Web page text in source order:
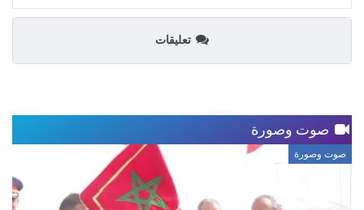
تعليقات
صوت وصورة
صوت وصورة